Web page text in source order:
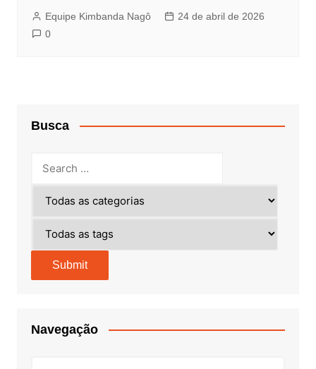
Equipe Kimbanda Nagô
24 de abril de 2026
0
Busca
Navegação